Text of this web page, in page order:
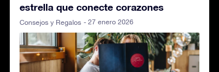
estrella que conecte corazones
Consejos y Regalos - 27 enero 2026